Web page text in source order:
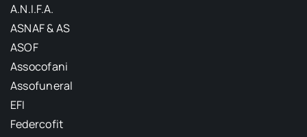
A.N.I.F.A.
ASNAF & AS
ASOF
Assocofani
Assofuneral
EFI
Federcofit